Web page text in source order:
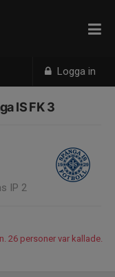
Logga in
IS FK 3
IP 2
26 personer var kallade.